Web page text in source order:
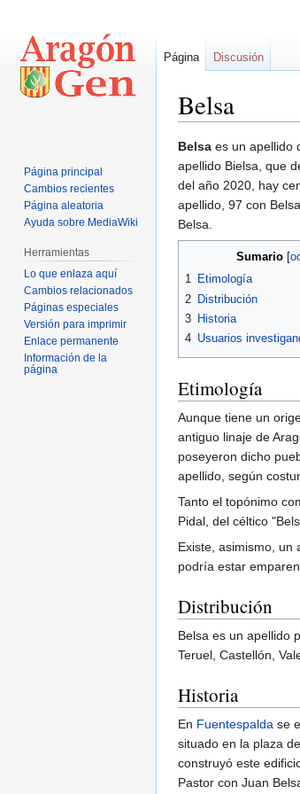
Belsa
Ir
a
la
navegación
Ir
a
la
búsqueda
Belsa es un apellido
apellido Bielsa, que
del año 2020, hay
apellido, 97 con
Belsa.
Sumario
1 Etimología
2 Distribución
3 Historia
4 Usuarios
Etimología
Aunque tiene un
antiguo linaje de
poseyeron dicho
apellido, según
Tanto el topónimo
Pidal, del céltico
Existe, asimismo, un
podría estar
Distribución
Belsa es un apellido
Teruel, Castellón,
Historia
En Fuentespalda se
situado en la plaza
construyó este
Pastor con Juan
Página Discusión
Página principal
Cambios recientes
Página aleatoria
Ayuda sobre MediaWiki
Herramientas
Lo que enlaza aquí
Cambios relacionados
Páginas especiales
Versión para imprimir
Enlace permanente
Información de la
página